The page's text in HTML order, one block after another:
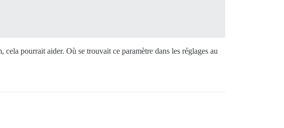
pourrait aider. Où se trouvait ce paramètre dans les réglages au